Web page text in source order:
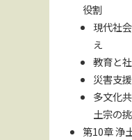
役割
現代社
え
教育と
災害支
多文化
土宗の
第10章 浄